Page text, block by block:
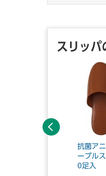
スリッパ
抗菌ア
ーブル
0足入
前へ